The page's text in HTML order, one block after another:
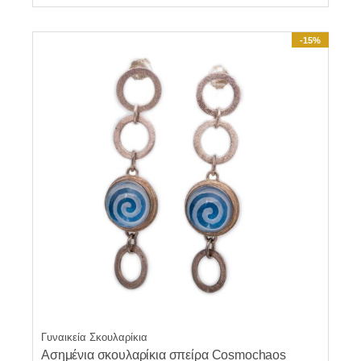
-15%
Γυναικεία Σκουλαρίκια
Ασημένια σκουλαρίκια σπείρα Cosmochaos